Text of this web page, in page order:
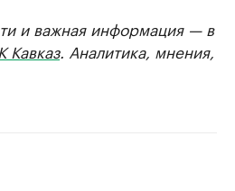
и важная информация — в
Кавказ. Аналитика, мнения,